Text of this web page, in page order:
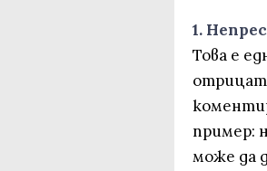
1.
Това е
пример:
може да